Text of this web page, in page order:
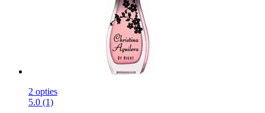
2 opties
5.0 (1)